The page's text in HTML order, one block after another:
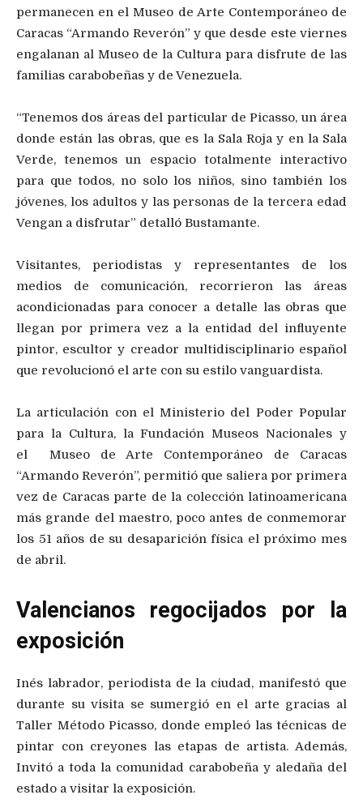
permanecen en el Museo de Arte Contemporáneo de
Caracas “Armando Reverón” y que desde este viernes
engalanan al Museo de la Cultura para disfrute de las
familias carabobeñas y de Venezuela.
“Tenemos dos áreas del particular de Picasso, un área
donde están las obras, que es la Sala Roja y en la Sala
Verde, tenemos un espacio totalmente interactivo
para que todos, no solo los niños, sino también los
jóvenes, los adultos y las personas de la tercera edad
Vengan a disfrutar” detalló Bustamante.
Visitantes, periodistas y representantes de los
medios de comunicación, recorrieron las áreas
acondicionadas para conocer a detalle las obras que
llegan por primera vez a la entidad del influyente
pintor, escultor y creador multidisciplinario español
que revolucionó el arte con su estilo vanguardista.
La articulación con el Ministerio del Poder Popular
para la Cultura, la Fundación Museos Nacionales y
el Museo de Arte Contemporáneo de Caracas
“Armando Reverón”, permitió que saliera por primera
vez de Caracas parte de la colección latinoamericana
más grande del maestro, poco antes de conmemorar
los 51 años de su desaparición física el próximo mes
de abril.
Valencianos regocijados por la
exposición
Inés labrador, periodista de la ciudad, manifestó que
durante su visita se sumergió en el arte gracias al
Taller Método Picasso, donde empleó las técnicas de
pintar con creyones las etapas de artista. Además,
Invitó a toda la comunidad carabobeña y aledaña del
estado a visitar la exposición.